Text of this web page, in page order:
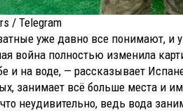
/ Telegram
уже давно все понимают, и
война полностью изменила
и на воде, — рассказывает
занимает всё больше места и
неудивительно, ведь вода